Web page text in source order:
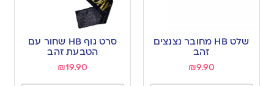
שלט HB מחובר נצנצים
זהב
₪9.90
סרט גוף HB שחור עם
הטבעת זהב
₪19.90